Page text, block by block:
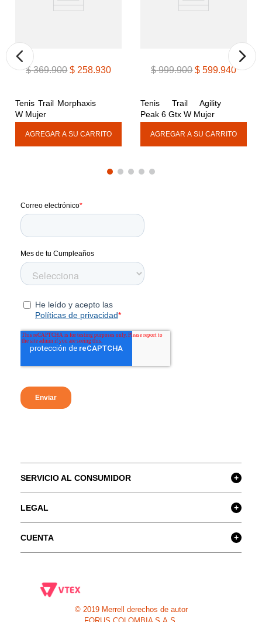
$ 369.900 $ 258.930
Tenis Trail Morphaxis
W Mujer
$ 999.900 $ 599.940
Tenis Trail Agility
Peak 6 Gtx W Mujer
SERVICIO AL CONSUMIDOR +
LEGAL +
CUENTA +
© 2019 Merrell derechos de autor